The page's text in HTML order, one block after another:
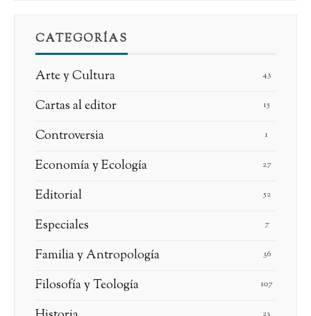
CATEGORÍAS
Arte y Cultura 43
Cartas al editor 15
Controversia 1
Economía y Ecología 27
Editorial 52
Especiales 7
Familia y Antropología 36
Filosofía y Teología 107